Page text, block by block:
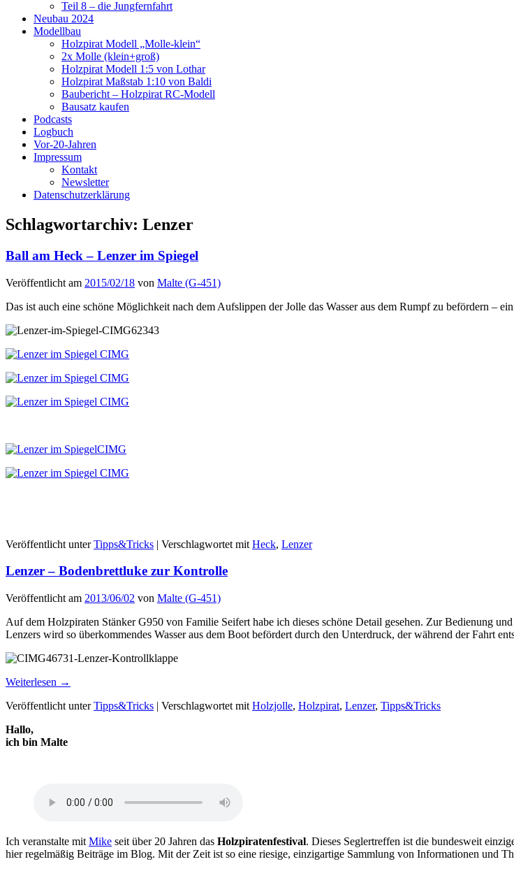
Teil 8 – die Jungfernfahrt
Neubau 2024
Modellbau
Holzpirat Modell „Molle-klein“
2x Molle (klein+groß)
Holzpirat Modell 1:5 von Lothar
Holzpirat Maßstab 1:10 von Baldi
Baubericht – Holzpirat RC-Modell
Bausatz kaufen
Podcasts
Logbuch
Vor-20-Jahren
Impressum
Kontakt
Newsletter
Datenschutzerklärung
Schlagwortarchiv: Lenzer
Ball am Heck – Lenzer im Spiegel
Veröffentlicht am 2015/02/18 von Malte (G-451)
Das ist auch eine schöne Möglichkeit nach dem Aufslippen der Jolle das Wasser aus dem Rumpf zu befördern –
Veröffentlicht unter Tipps&Tricks | Verschlagwortet mit Heck, Lenzer
Lenzer – Bodenbrettluke zur Kontrolle
Veröffentlicht am 2013/06/02 von Malte (G-451)
Auf dem Holzpiraten Stänker G950 von Familie Seifert habe ich dieses schöne Detail gesehen. Zur Bedienung
Lenzers wird so überkommendes Wasser aus dem Boot befördert durch den Unterdruck, der während der Fahrt
Weiterlesen →
Veröffentlicht unter Tipps&Tricks | Verschlagwortet mit Holzjolle, Holzpirat, Lenzer, Tipps&Tricks
Hallo,
ich bin Malte
Ich veranstalte mit Mike seit über 20 Jahren das Holzpiratenfestival. Dieses Seglertreffen ist die bundesweit
hier regelmäßig Beiträge im Blog. Mit der Zeit ist so eine riesige, einzigartige Sammlung von Informationen und